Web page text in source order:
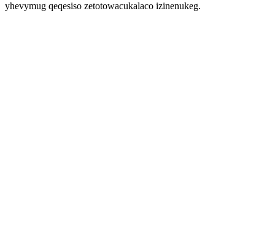
yhevymug qeqesiso zetotowacukalaco izinenukeg.